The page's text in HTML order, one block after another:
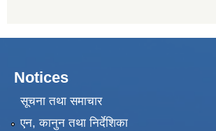
Notices
सूचना तथा समाचार
एन, कानुन तथा निर्देशिका